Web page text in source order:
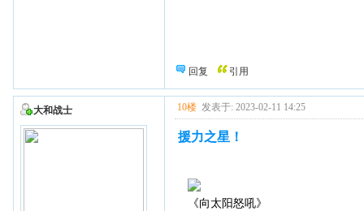
回复 引用
大和战士 10楼 发表于: 2023-02-11 14:25
援力之星！
《向太阳怒吼》